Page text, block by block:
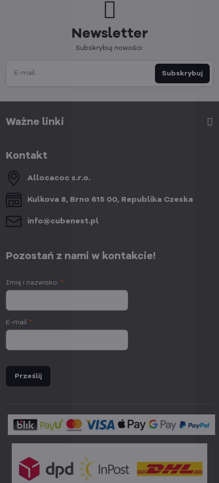
Newsletter
Subskrybuj nowości:
Subskrybuj
Ważne linki
Kontakt
Allocacoc s​.r​.o​.
Kulkova 8, Brno 615 00, Republika Czeska
info​@cubenest​.pl
Pozostań z nami w kontakcie!
Imię i nazwisko: *
E-mail *
Prześlij